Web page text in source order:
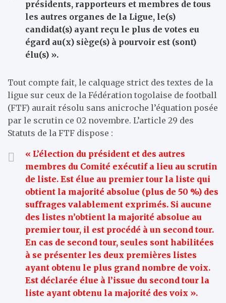
présidents, rapporteurs et membres de tous
les autres organes de la Ligue, le(s)
candidat(s) ayant reçu le plus de votes eu
égard au(x) siège(s) à pourvoir est (sont)
élu(s) ».
Tout compte fait, le calquage strict des textes de la
ligue sur ceux de la Fédération togolaise de football
(FTF) aurait résolu sans anicroche l’équation posée
par le scrutin ce 02 novembre. L’article 29 des
Statuts de la FTF dispose :
« L’élection du président et des autres
membres du Comité exécutif a lieu au scrutin
de liste. Est élue au premier tour la liste qui
obtient la majorité absolue (plus de 50 %) des
suffrages valablement exprimés. Si aucune
des listes n’obtient la majorité absolue au
premier tour, il est procédé à un second tour.
En cas de second tour, seules sont habilitées
à se présenter les deux premières listes
ayant obtenu le plus grand nombre de voix.
Est déclarée élue à l’issue du second tour la
liste ayant obtenu la majorité des voix ».